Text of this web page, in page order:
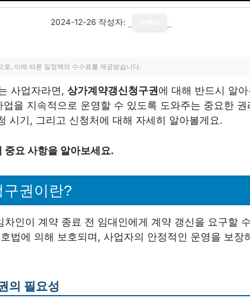
2024-12-26 작성자:
로, 이에 따른 일정액의 수수료를 제공받습니다.
사업자라면, 상가계약갱신청구권에 대해 반드시 알
을 지속적으로 운영할 수 있도록 도와주는 중요한
시기, 그리고 신청처에 대해 자세히 알아볼게요.
요 사항을 알아보세요.
권이란?
차인이 계약 종료 전 임대인에게 계약 갱신을 요구할
법에 의해 보호되며, 사업자의 안정적인 운영을 보장
의 필요성